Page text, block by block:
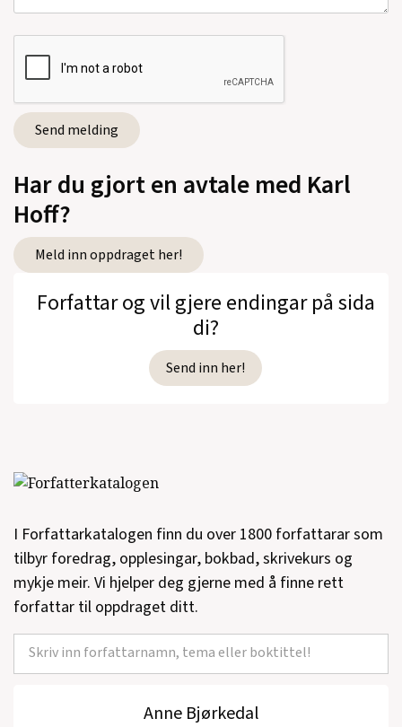
Har du gjort en avtale med Karl
Hoff?
Meld inn oppdraget her!
Forfattar og vil gjere endingar på sida
di?
Send inn her!
I Forfattarkatalogen finn du over 1800 forfattarar som
tilbyr foredrag, opplesingar, bokbad, skrivekurs og
mykje meir. Vi hjelper deg gjerne med å finne rett
forfattar til oppdraget ditt.
Anne Bjørkedal